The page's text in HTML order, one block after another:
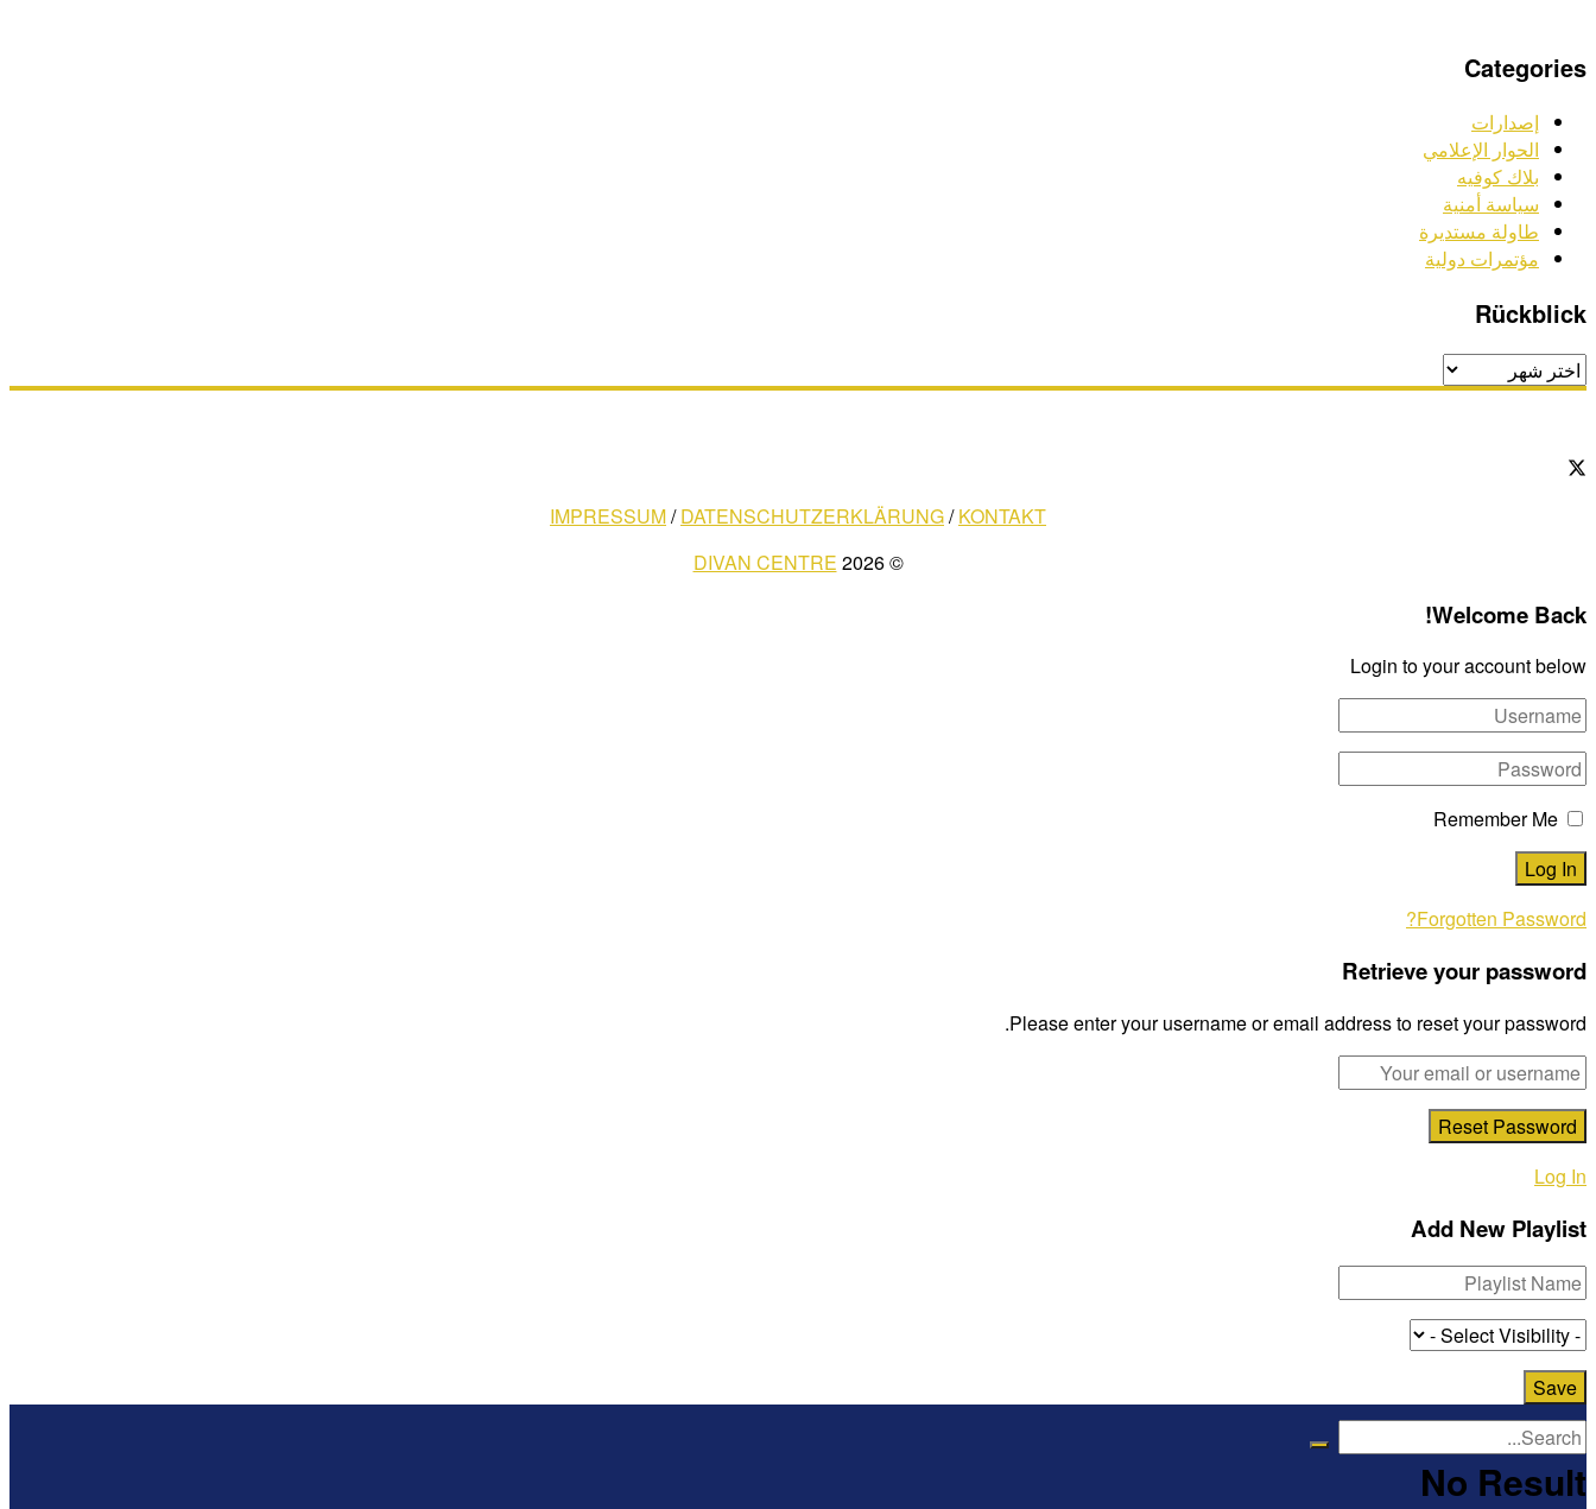
Categories
إصدارات
الحوار الإعلامي
بلاك كوفيه
سياسة أمنية
طاولة مستديرة
مؤتمرات دولية
Rückblick
Rückblick
IMPRESSUM/DATENSCHUTZERKLÄRUNG/KONTAKT
© 2026
DIVAN CENTRE
Welcome Back!
Login to your account below
Remember Me
Forgotten Password?
Retrieve your password
Please enter your username or email address to reset your password.
Log In
Add New Playlist
No Result